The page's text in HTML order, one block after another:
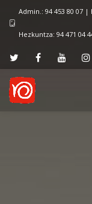
Admin.: 94 453 80 07 |
Hezkuntza: 94 471 04